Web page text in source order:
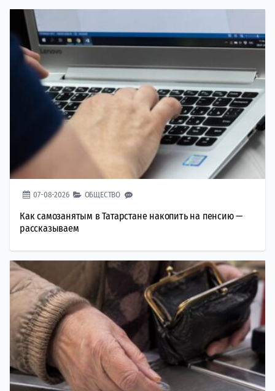
07-08-2026 ОБЩЕСТВО
Как самозанятым в Татарстане накопить на пенсию —
рассказываем